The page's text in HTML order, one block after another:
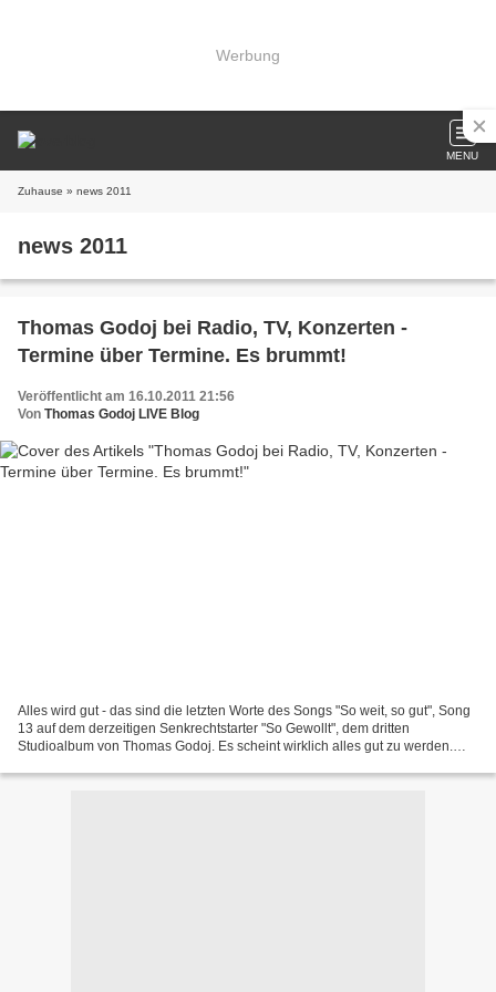
Werbung
MENU
Zuhause » news 2011
news 2011
Thomas Godoj bei Radio, TV, Konzerten -
Termine über Termine. Es brummt!
Veröffentlicht am 16.10.2011 21:56
Von Thomas Godoj LIVE Blog
Alles wird gut - das sind die letzten Worte des Songs "So weit, so gut", Song
13 auf dem derzeitigen Senkrechtstarter "So Gewollt", dem dritten
Studioalbum von Thomas Godoj. Es scheint wirklich alles gut zu werden.